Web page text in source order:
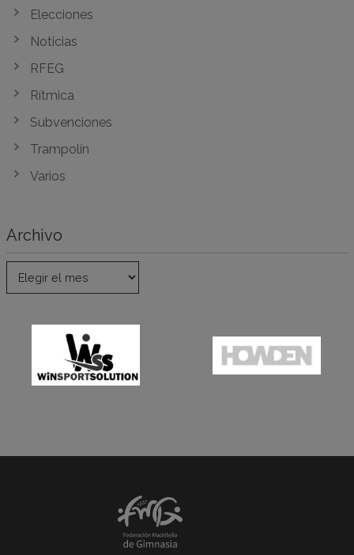
Elecciones
Noticias
RFEG
Rítmica
Subvenciones
Trampolín
Varios
Archivo